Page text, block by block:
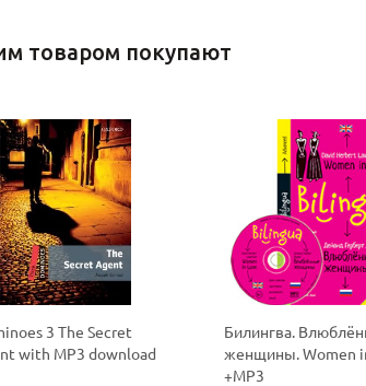
товаром покупают
3 The Secret
with MP3 download
Билингва.
женщины. Women
+MP3